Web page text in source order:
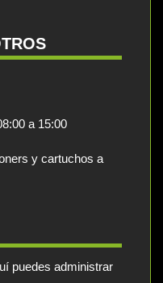
a 15:00
y cartuchos a
puedes administrar